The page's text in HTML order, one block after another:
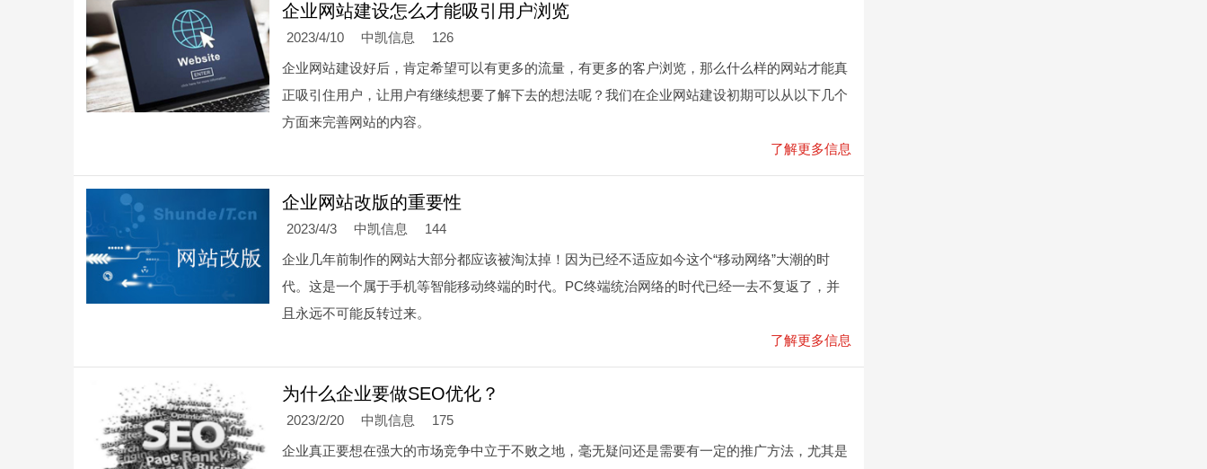
企业网站建设怎么才能吸引用户浏览
2023/4/10 中凯信息
126
企业网站建设好后，肯定希望可以有更多的流量，有更多的客户浏览，那么什么样的网站才能真
正吸引住用户，让用户有继续想要了解下去的想法呢？我们在企业网站建设初期可以从以下几个
方面来完善网站的内容。
了解更多信息
企业网站改版的重要性
2023/4/3 中凯信息
144
企业几年前制作的网站大部分都应该被淘汰掉！因为已经不适应如今这个“移动网络”大潮的时
代。这是一个属于手机等智能移动终端的时代。PC终端统治网络的时代已经一去不复返了，并
且永远不可能反转过来。
了解更多信息
为什么企业要做SEO优化？
2023/2/20 中凯信息
175
企业真正要想在强大的市场竞争中立于不败之地，毫无疑问还是需要有一定的推广方法，尤其是